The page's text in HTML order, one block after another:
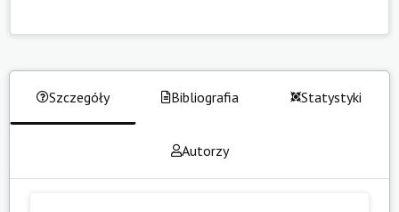
Szczegóły Bibliografia Statystyki
Autorzy